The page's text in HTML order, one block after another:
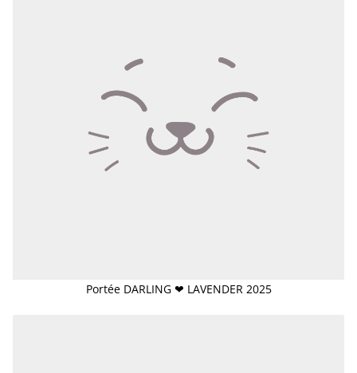
Portée DARLING ❤ LAVENDER 2025